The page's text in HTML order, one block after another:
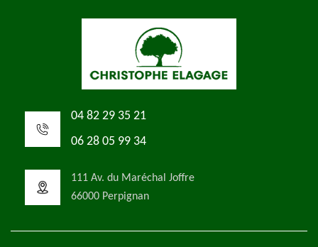
04 82 29 35 21
06 28 05 99 34
111 Av. du Maréchal Joffre
66000 Perpignan